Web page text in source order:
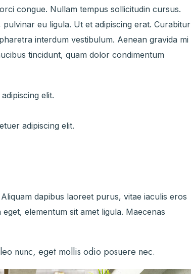
congue. Nullam tempus sollicitudin cursus.
eu ligula. Ut et adipiscing erat. Curabitur
interdum vestibulum. Aenean gravida mi
tincidunt, quam dolor condimentum
elit.
adipiscing elit.
dapibus laoreet purus, vitae iaculis eros
elementum sit amet ligula. Maecenas
nunc, eget mollis odio posuere nec.